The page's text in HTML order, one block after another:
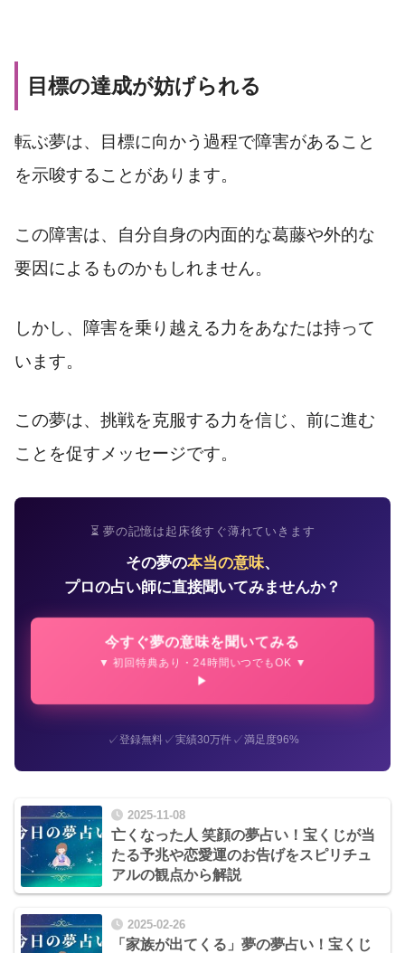
目標の達成が妨げられる
転ぶ夢は、目標に向かう過程で障害があること
を示唆することがあります。
この障害は、自分自身の内面的な葛藤や外的な
要因によるものかもしれません。
しかし、障害を乗り越える力をあなたは持って
います。
この夢は、挑戦を克服する力を信じ、前に進む
ことを促すメッセージです。
⏳ 夢の記憶は起床後すぐ薄れていきます
その夢の本当の意味、
プロの占い師に直接聞いてみませんか？
今すぐ夢の意味を聞いてみる
▼ 初回特典あり・24時間いつでもOK ▼
✓登録無料✓実績30万件✓満足度96%
2025-11-08
亡くなった人 笑顔の夢占い！宝くじが当
たる予兆や恋愛運のお告げをスピリチュ
アルの観点から解説
2025-02-26
「家族が出てくる」夢の夢占い！宝くじ